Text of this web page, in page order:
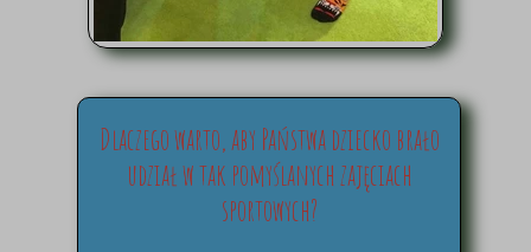
Dlaczego warto, aby Państwa dziecko brało
udział w tak pomyślanych zajęciach
sportowych?